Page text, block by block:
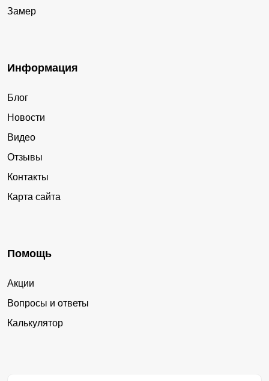
Замер
Информация
Блог
Новости
Видео
Отзывы
Контакты
Карта сайта
Помощь
Акции
Вопросы и ответы
Калькулятор